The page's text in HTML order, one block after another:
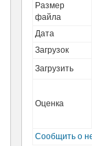
Размер
файла
Дата
Загрузок
Загрузить
Оценка
Сообщить о